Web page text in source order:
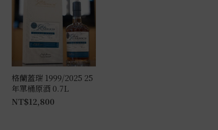
格蘭蓋瑞 1999/2025 25
年單桶原酒 0.7L
NT$12,800